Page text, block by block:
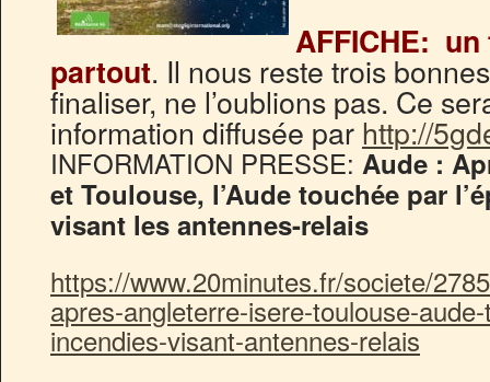
AFFICHE:
partout. Il nous reste trois
finaliser, ne l’oublions pas. Ce
information diffusée par http://
INFORMATION PRESSE: Aude :
et Toulouse, l’Aude touchée par
visant les antennes-relais
https://www.20minutes.fr/societe/
apres-angleterre-isere-toulouse-
incendies-visant-antennes-relais